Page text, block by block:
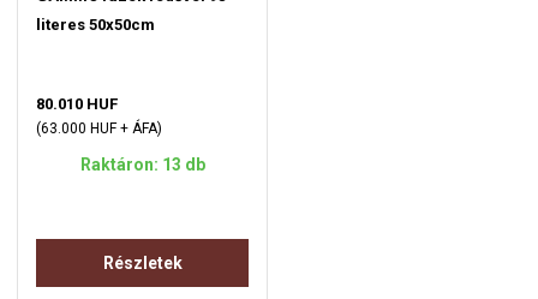
literes 50x50cm
80.010 HUF
(63.000 HUF + ÁFA)
Raktáron: 13 db
Részletek